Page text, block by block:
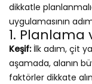
dikkatle
uygulamasının
1. Planlama
Keşif:İlk adım, çit
aşamada, alanın
faktörler dikkate